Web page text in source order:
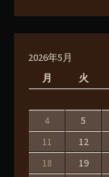
2026年5月
月
火
4
5
11
12
18
19